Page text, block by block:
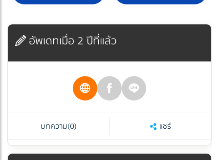
อัพเดทเมื่อ 2 ปีที่แล้ว
บทความ(0) แชร์